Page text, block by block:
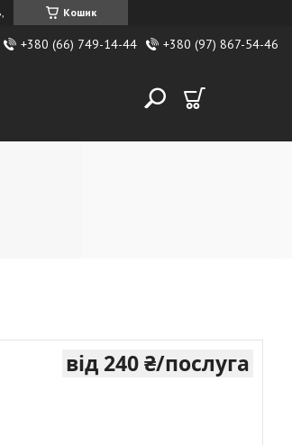
Кошик
+380 (66) 749-14-44 +380 (97) 867-54-46
від 240 ₴/послуга